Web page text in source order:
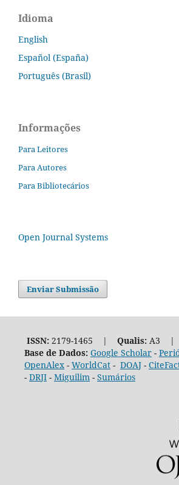
Idioma
English
Español (España)
Português (Brasil)
Informações
Para Leitores
Para Autores
Para Bibliotecários
Open Journal Systems
Enviar Submissão
ISSN:2179-1465 | Qualis:A3 |
Base de Dados: Google Scholar-
OpenAlex- WorldCat- DOAJ-
- DRJI- Miguilim- Sumários